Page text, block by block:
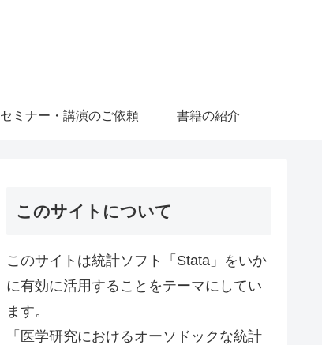
セミナー・講演のご依頼 書籍の紹介
このサイトについて
このサイトは統計ソフト「Stata」をいか
に有効に活用することをテーマにしてい
ます。
「医学研究におけるオーソドックな統計